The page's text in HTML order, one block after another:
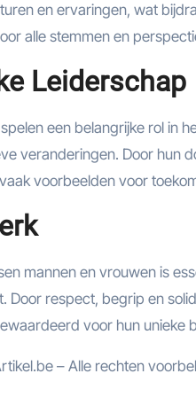
en ervaringen, wat
alle stemmen en
Leiderschap
een belangrijke rol in
veranderingen. Door hun
voorbeelden voor
mannen en vrouwen is
Door respect, begrip en
voor hun unieke
– Alle rechten